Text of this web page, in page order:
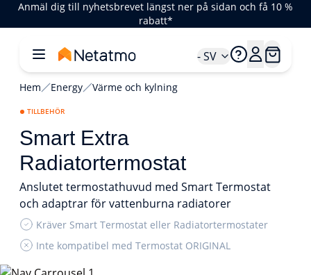
Anmäl dig till nyhetsbrevet längst ner på sidan och få 10 %
rabatt*
- SV
Hem Energy Värme och kylning
TILLBEHÖR
Smart Extra
Radiatortermostat
Anslutet termostathuvud med Smart Termostat
och adaptrar för vattenburna radiatorer
Kräver Smart Termostat eller Radiatortermostater
Inte kompatibel med Termostat ORIGINAL